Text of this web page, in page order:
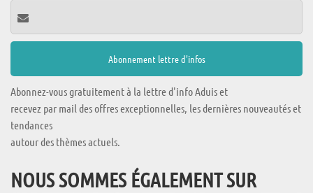
Abonnez-vous gratuitement à la lettre d'info Aduis et
recevez par mail des offres exceptionnelles, les dernières nouveautés et
tendances
autour des thèmes actuels.
NOUS SOMMES ÉGALEMENT SUR